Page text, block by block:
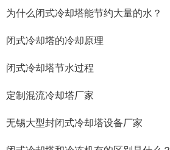
为什么闭式冷却塔能节约大量的水？
闭式冷却塔的冷却原理
闭式冷却塔节水过程
定制混流冷却塔厂家
无锡大型封闭式冷却塔设备厂家